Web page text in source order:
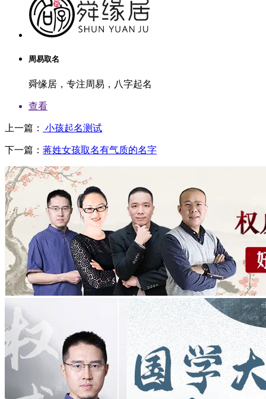
周易取名
舜缘居，专注周易，八字起名
查看
上一篇： 小孩起名测试
下一篇： 蒋姓女孩取名有气质的名字